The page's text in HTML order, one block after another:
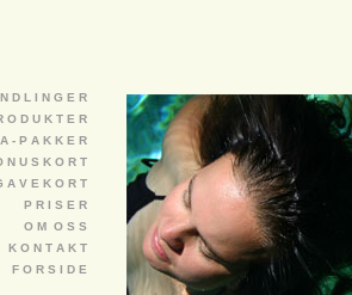
D L I N G E R
O D U K T E R
- P A K K E R
N U S K O R T
A V E K O R T
P R I S E R
O M O S S
K O N T A K T
F O R S I D E